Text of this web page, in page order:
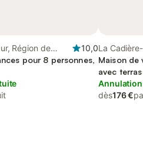
Région de
10,0
pour 8 personnes,
La
de la
Maison de
avec
dès176 €